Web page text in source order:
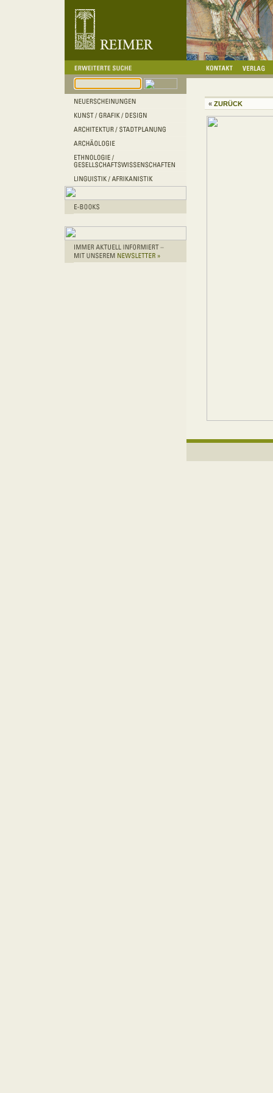
« ZURÜCK